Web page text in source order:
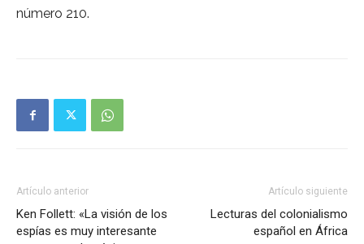
número 210.
Artículo anterior
Ken Follett: «La visión de los
espías es muy interesante
Artículo siguiente
Lecturas del colonialismo
español en África